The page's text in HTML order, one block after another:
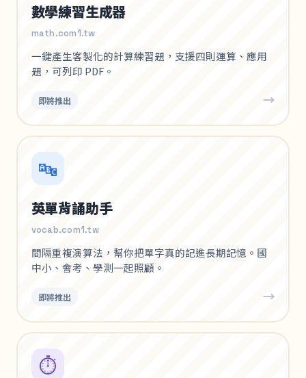
數學練習生成器
math.com1.tw
一鍵產生客製化的計算練習題，支援四則運算、應用
題，可列印 PDF。
即將推出 →
🔤
英單背誦助手
vocab.com1.tw
間隔重複演算法，幫你把單字真的記進長期記憶。國
中小、會考、學測一起照顧。
即將推出 →
⏱️